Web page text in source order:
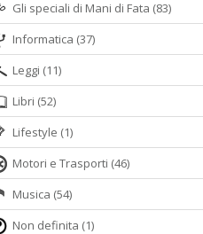
Gli speciali di Mani di Fata (83)
Informatica (37)
Leggi (11)
Libri (52)
Lifestyle (1)
Motori e Trasporti (46)
Musica (54)
Non definita (1)